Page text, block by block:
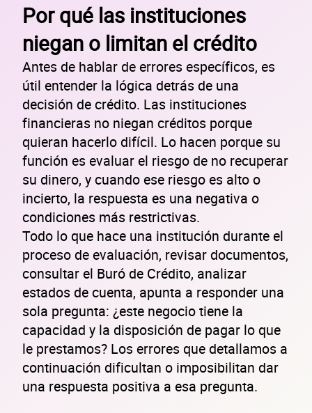
Por qué las instituciones
niegan o limitan el crédito
Antes de hablar de errores específicos, es
útil entender la lógica detrás de una
decisión de crédito. Las instituciones
financieras no niegan créditos porque
quieran hacerlo difícil. Lo hacen porque su
función es evaluar el riesgo de no recuperar
su dinero, y cuando ese riesgo es alto o
incierto, la respuesta es una negativa o
condiciones más restrictivas.
Todo lo que hace una institución durante el
proceso de evaluación, revisar documentos,
consultar el Buró de Crédito, analizar
estados de cuenta, apunta a responder una
sola pregunta: ¿este negocio tiene la
capacidad y la disposición de pagar lo que
le prestamos? Los errores que detallamos a
continuación dificultan o imposibilitan dar
una respuesta positiva a esa pregunta.